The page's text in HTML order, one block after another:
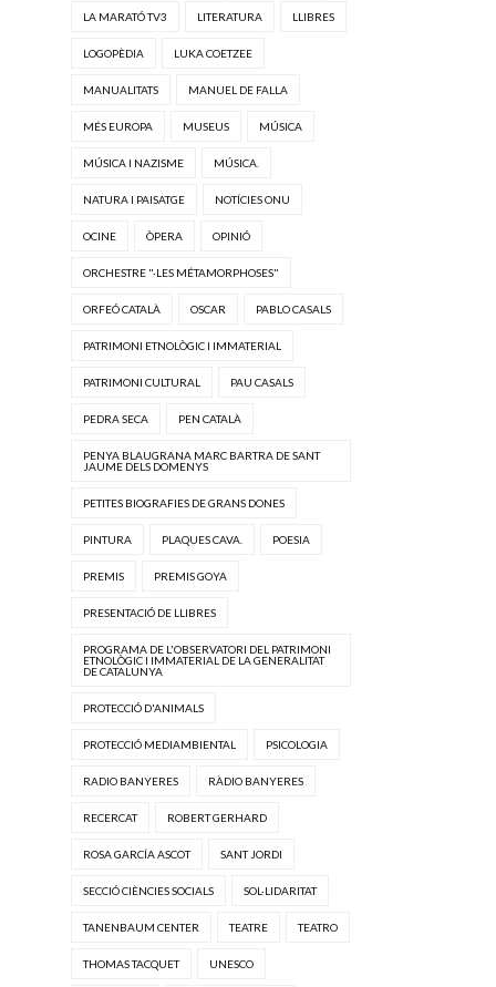
LA MARATÓ TV3 LITERATURA LLIBRES
LOGOPÈDIA LUKA COETZEE
MANUALITATS MANUEL DE FALLA
MÉS EUROPA MUSEUS MÚSICA
MÚSICA I NAZISME MÚSICA.
NATURA I PAISATGE NOTÍCIES ONU
OCINE ÒPERA OPINIÓ
ORCHESTRE "·LES MÉTAMORPHOSES"
ORFEÓ CATALÀ OSCAR PABLO CASALS
PATRIMONI ETNOLÒGIC I IMMATERIAL
PATRIMONI CULTURAL PAU CASALS
PEDRA SECA PEN CATALÀ
PENYA BLAUGRANA MARC BARTRA DE SANT
JAUME DELS DOMENYS
PETITES BIOGRAFIES DE GRANS DONES
PINTURA PLAQUES CAVA. POESIA
PREMIS PREMIS GOYA
PRESENTACIÓ DE LLIBRES
PROGRAMA DE L'OBSERVATORI DEL PATRIMONI
ETNOLÒGIC I IMMATERIAL DE LA GENERALITAT
DE CATALUNYA
PROTECCIÓ D'ANIMALS
PROTECCIÓ MEDIAMBIENTAL PSICOLOGIA
RADIO BANYERES RÀDIO BANYERES
RECERCAT ROBERT GERHARD
ROSA GARCÍA ASCOT SANT JORDI
SECCIÓ CIÈNCIES SOCIALS SOL·LIDARITAT
TANENBAUM CENTER TEATRE TEATRO
THOMAS TACQUET UNESCO